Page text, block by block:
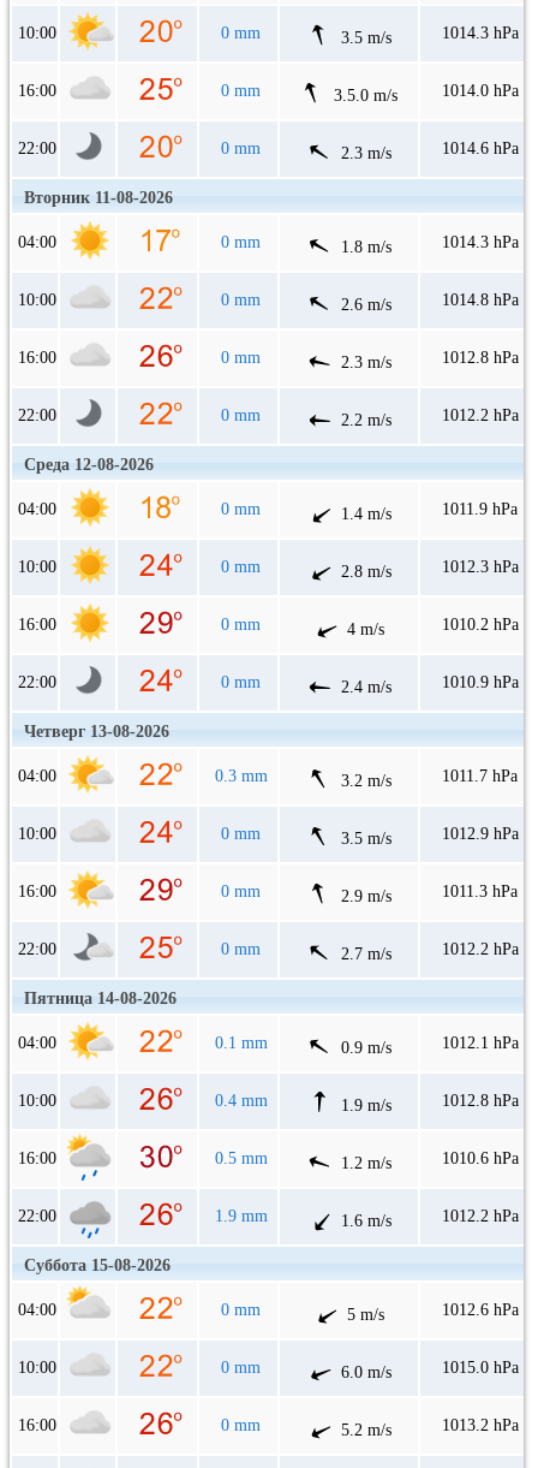
10:00 0 mm 3.5 m/s 1014.3 hPa
16:00 0 mm 3.5.0 m/s 1014.0 hPa
22:00 0 mm 2.3 m/s 1014.6 hPa
Вторник 11-08-2026
04:00 0 mm 1.8 m/s 1014.3 hPa
10:00 0 mm 2.6 m/s 1014.8 hPa
16:00 0 mm 2.3 m/s 1012.8 hPa
22:00 0 mm 2.2 m/s 1012.2 hPa
Среда 12-08-2026
04:00 0 mm 1.4 m/s 1011.9 hPa
10:00 0 mm 2.8 m/s 1012.3 hPa
16:00 0 mm 4 m/s 1010.2 hPa
22:00 0 mm 2.4 m/s 1010.9 hPa
Четверг 13-08-2026
04:00 0.3 mm 3.2 m/s 1011.7 hPa
10:00 0 mm 3.5 m/s 1012.9 hPa
16:00 0 mm 2.9 m/s 1011.3 hPa
22:00 0 mm 2.7 m/s 1012.2 hPa
Пятница 14-08-2026
04:00 0.1 mm 0.9 m/s 1012.1 hPa
10:00 0.4 mm 1.9 m/s 1012.8 hPa
16:00 0.5 mm 1.2 m/s 1010.6 hPa
22:00 1.9 mm 1.6 m/s 1012.2 hPa
Суббота 15-08-2026
04:00 0 mm 5 m/s 1012.6 hPa
10:00 0 mm 6.0 m/s 1015.0 hPa
16:00 0 mm 5.2 m/s 1013.2 hPa